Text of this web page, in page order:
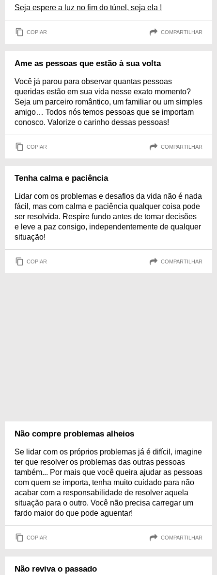
Seja espere a luz no fim do túnel, seja ela !
COPIAR COMPARTILHAR
Ame as pessoas que estão à sua volta
Você já parou para observar quantas pessoas
queridas estão em sua vida nesse exato momento?
Seja um parceiro romântico, um familiar ou um simples
amigo… Todos nós temos pessoas que se importam
conosco. Valorize o carinho dessas pessoas!
COPIAR COMPARTILHAR
Tenha calma e paciência
Lidar com os problemas e desafios da vida não é nada
fácil, mas com calma e paciência qualquer coisa pode
ser resolvida. Respire fundo antes de tomar decisões
e leve a paz consigo, independentemente de qualquer
situação!
COPIAR COMPARTILHAR
Não compre problemas alheios
Se lidar com os próprios problemas já é difícil, imagine
ter que resolver os problemas das outras pessoas
também... Por mais que você queira ajudar as pessoas
com quem se importa, tenha muito cuidado para não
acabar com a responsabilidade de resolver aquela
situação para o outro. Você não precisa carregar um
fardo maior do que pode aguentar!
COPIAR COMPARTILHAR
Não reviva o passado